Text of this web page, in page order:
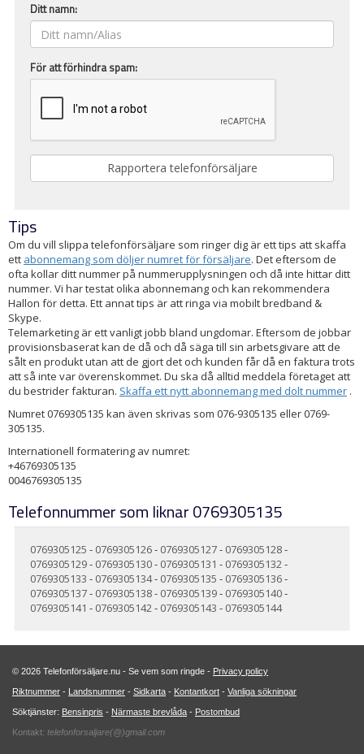
Ditt namn:
För att förhindra spam:
Tips
Om du vill slippa telefonförsäljare som ringer dig är ett tips att skaffa
ett abonnemang som döljer numret för försäljare. Det eftersom de
ofta kollar ditt nummer på nummerupplysningen och då inte hittar ditt
nummer. Vi har testat olika abonnemang och kan rekommendera
Hallon för detta. Ett annat tips är att ringa via mobilt bredband &
Skype.
Telemarketing är ett vanligt jobb bland ungdomar. Eftersom de jobbar
provisionsbaserat kan de då och då säga till sin arbetsgivare att de
sålt en produkt utan att de gjort det och kunden får då en faktura trots
att så inte var överenskommet. Du ska då alltid meddela företaget att
du bestrider fakturan. Skaffa ett nytt abonnemang med dolt nummer .
Numret 0769305135 kan även skrivas som 076-9305135 eller 0769-
305135.
Internationell formatering av numret:
+46769305135
0046769305135
Telefonnummer som liknar 0769305135
0769305125 - 0769305126- 0769305127- 0769305128-
0769305129- 0769305130- 0769305131 - 0769305132-
0769305133 - 0769305134- 0769305135 - 0769305136-
0769305137- 0769305138- 0769305139- 0769305140-
0769305141 - 0769305142- 0769305143 - 0769305144
© 2026 Telefonförsäljare.nu - Se vem som ringde - Privacy policy
Riktnummer - Landsnummer - Sidkarta - Kontantkort - Vanliga sökningar
Söktjänster: Bensinpris - Närmaste brevlåda - Postombud
Kontakt: telefonforsaljare(@)gmail.com